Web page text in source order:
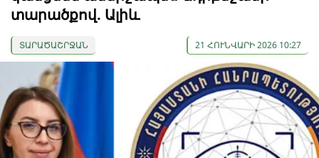
տարածքով. Ալիև
ՏԱՐԱԾԱՇՐՋԱՆ 21 ՀՈՒՆՎԱՐԻ 2026 10:27